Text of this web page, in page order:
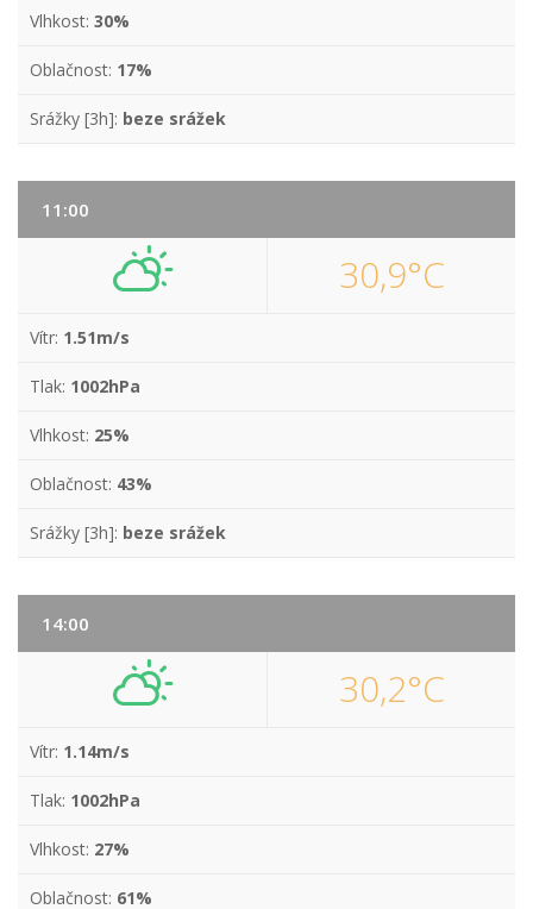
Vlhkost: 30%
Oblačnost: 17%
Srážky [3h]: beze srážek
11:00
30,9°C
Vítr: 1.51m/s
Tlak: 1002hPa
Vlhkost: 25%
Oblačnost: 43%
Srážky [3h]: beze srážek
14:00
30,2°C
Vítr: 1.14m/s
Tlak: 1002hPa
Vlhkost: 27%
Oblačnost: 61%